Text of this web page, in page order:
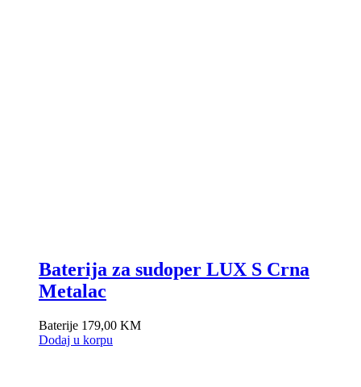
Baterija za sudoper LUX S Crna
Metalac
Baterije 179,00 KM
Dodaj u korpu